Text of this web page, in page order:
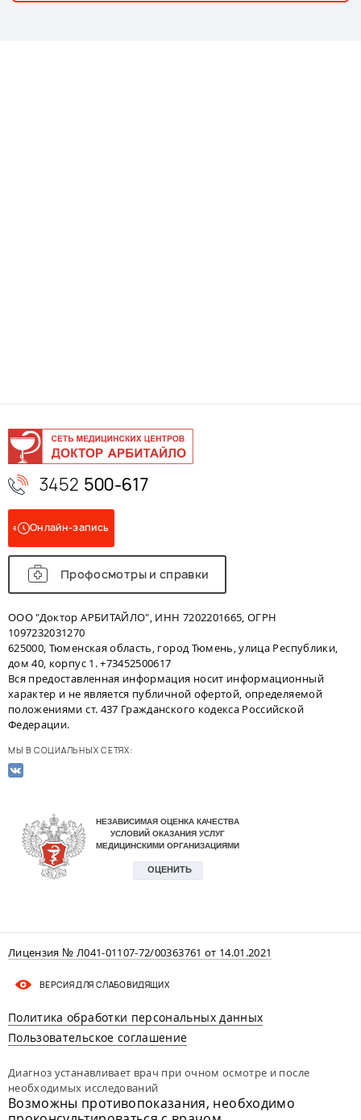
3452 500-617
Онлайн-запись
Профосмотры и справки
ООО "Доктор АРБИТАЙЛО", ИНН 7202201665, ОГРН
1097232031270
625000, Тюменская область, город Тюмень, улица Республики,
дом 40, корпус 1. +73452500617
Вся предоставленная информация носит информационный
характер и не является публичной офертой, определяемой
положениями ст. 437 Гражданского кодекса Российской
Федерации.
МЫ В СОЦИАЛЬНЫХ СЕТЯХ:
Лицензия № Л041-01107-72/00363761 от 14.01.2021
ВЕРСИЯ ДЛЯ СЛАБОВИДЯЩИХ
Политика обработки персональных данных
Пользовательское соглашение
Диагноз устанавливает врач при очном осмотре и после
необходимых исследований
Возможны противопоказания, необходимо